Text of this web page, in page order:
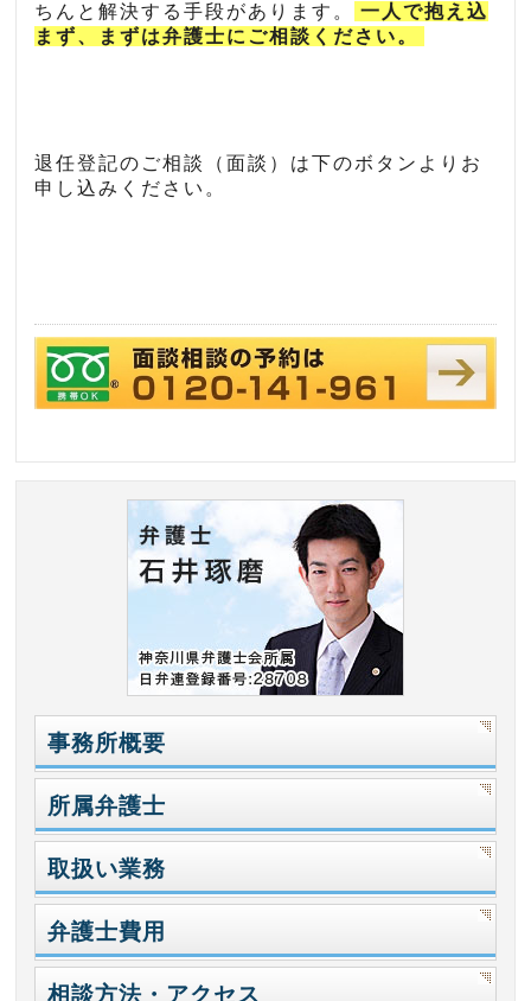
ちんと解決する手段があります。
一人で抱え込
まず、まずは弁護士にご相談ください。
退任登記のご相談（面談）は下のボタンよりお
申し込みください。
事務所概要
所属弁護士
取扱い業務
弁護士費用
相談方法・アクセス